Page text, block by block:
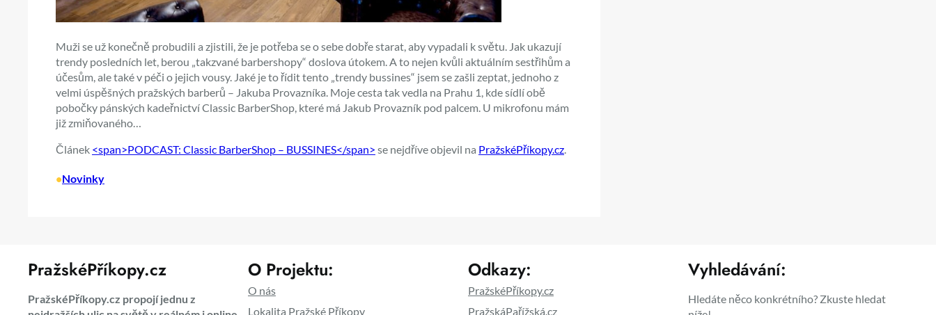
Muži se už konečně probudili a zjistili, že je potřeba se o sebe dobře starat, aby vypadali k světu. Jak ukazují
trendy posledních let, berou „takzvané barbershopy“ doslova útokem. A to nejen kvůli aktuálním sestřihům a
účesům, ale také v péči o jejich vousy. Jaké je to řídit tento „trendy bussines“ jsem se zašli zeptat, jednoho z
velmi úspěšných pražských barberů – Jakuba Provazníka. Moje cesta tak vedla na Prahu 1, kde sídlí obě
pobočky pánských kadeřnictví Classic BarberShop, které má Jakub Provazník pod palcem. U mikrofonu mám
již zmiňovaného…
Článek <span>PODCAST: Classic BarberShop – BUSSINES</span> se nejdříve objevil na PražskéPříkopy.cz
•Novinky
PražskéPříkopy.cz
PražskéPříkopy.cz propojí jednu z
O Projektu:
O nás
Lokalita Pražské Příkopy
Odkazy:
PražskéPříkopy.cz
PražskáPařížská.cz
Vyhledávání:
Hledáte něco konkrétního? Zkuste hledat